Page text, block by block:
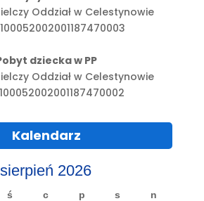
Oddział w Celestynowie
dziecka w PP
Oddział w Celestynowie
Kalendarz
sierpień 2026
ś c p s
n